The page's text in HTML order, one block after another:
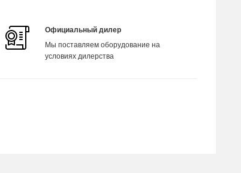
Официальный дилер
Мы поставляем оборудование на
условиях дилерства